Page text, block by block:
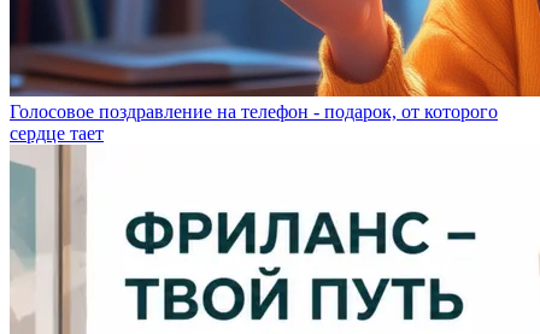
Голосовое поздравление на телефон - подарок, от которого
сердце тает